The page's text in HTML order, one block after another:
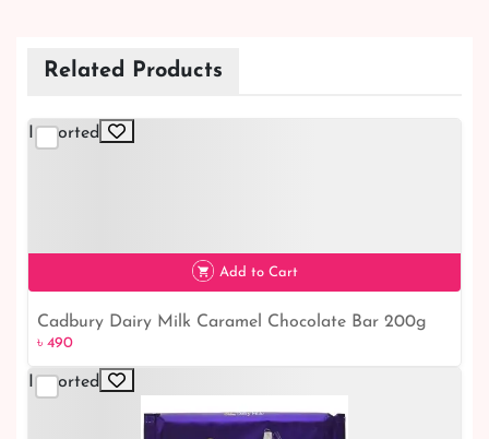
৳ 490
Cadbury Dairy Milk Caramel Chocolate Bar 200g
৳ 490
Imported
৳ 490
Cadbury Dairy Milk Chocolate bars 200g
৳ 490
Imported